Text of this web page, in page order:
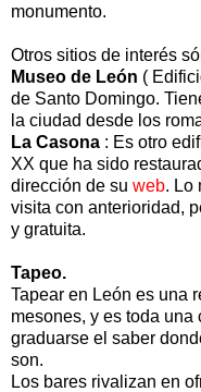
monumento.
Otros sitios de interés
Museo de León (
de Santo Domingo.
la ciudad desde los
La Casona : Es otro
XX que ha sido
dirección de su web. Lo
visita con anterioridad,
y gratuita.
Tapeo.
Tapear en León es una
mesones, y es toda
graduarse el saber
son.
Los bares rivalizan en